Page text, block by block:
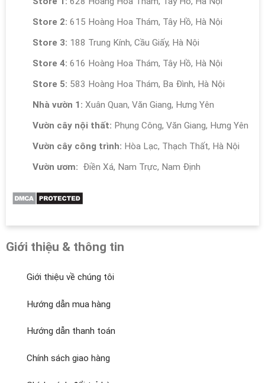
Store 2: 615 Hoàng Hoa Thám, Tây Hồ, Hà Nội
Store 3: 188 Trung Kính, Cầu Giấy, Hà Nội
Store 4: 616 Hoàng Hoa Thám, Tây Hồ, Hà Nội
Store 5: 583 Hoàng Hoa Thám, Ba Đình, Hà Nội
Nhà vườn 1: Xuân Quan, Văn Giang, Hưng Yên
Vườn cây nội thất: Phụng Công, Văn Giang, Hưng Yên
Vườn cây công trình: Hòa Lạc, Thạch Thất, Hà Nội
Vườn ươm: Điền Xá, Nam Trực, Nam Định
Giới thiệu & thông tin
Giới thiệu về chúng tôi
Hướng dẫn mua hàng
Hướng dẫn thanh toán
Chính sách giao hàng